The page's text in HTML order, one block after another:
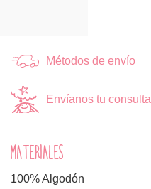
Métodos de envío
Envíanos tu consulta
MATERIALES
100% Algodón